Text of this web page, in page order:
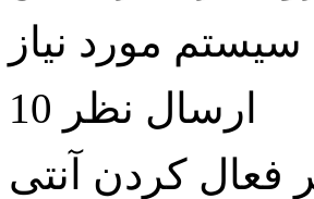
سیستم مورد نیاز
ارسال نظر 10
فعال کردن آنتی